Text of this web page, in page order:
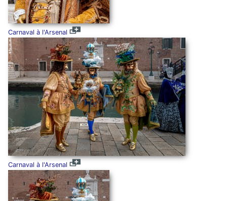
Carnaval à l'Arsenal
Carnaval à l'Arsenal